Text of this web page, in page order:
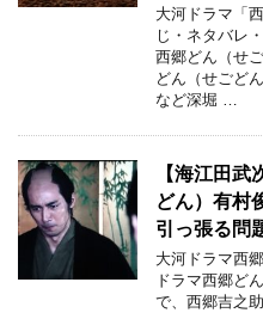
大河ドラマ「
じ・ネタバレ
西郷どん（せ
どん（せごど
など深堀 …
【海江田
どん）有村
引っ張る問
大河ドラマ西
ドラマ西郷ど
で、西郷吉之